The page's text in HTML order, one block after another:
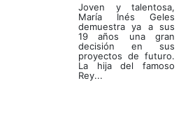
Joven y talentosa,
María Inés Geles
demuestra ya a sus
19 años una gran
decisión en sus
proyectos de futuro.
La hija del famoso
Rey...